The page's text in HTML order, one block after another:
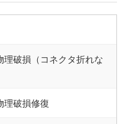
理破損（コネクタ折れな
理破損修復